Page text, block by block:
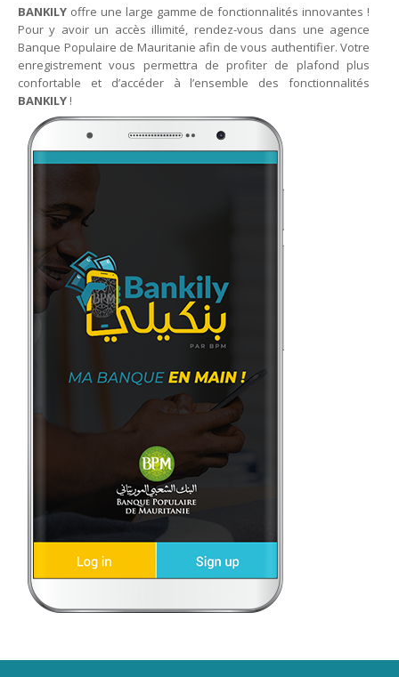
BANKILY offre une large gamme de fonctionnalités innovantes !
Pour y avoir un accès illimité, rendez-vous dans une agence
Banque Populaire de Mauritanie afin de vous authentifier. Votre
enregistrement vous permettra de profiter de plafond plus
confortable et d’accéder à l’ensemble des fonctionnalités
BANKILY !